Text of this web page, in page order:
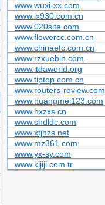
www.wuxi-xx.com
www.lx930.com.cn
www.020site.com
www.flowercc.com.cn
www.chinaefc.com.cn
www.rzxuebin.com
www.itdaworld.org
www.tiptop.com.cn
www.routers-review.com
www.huangmei123.com
www.hxzxs.cn
www.shdldc.com
www.xtjhzs.net
www.mz361.com
www.yx-sy.com
www.kijiji.com.tr